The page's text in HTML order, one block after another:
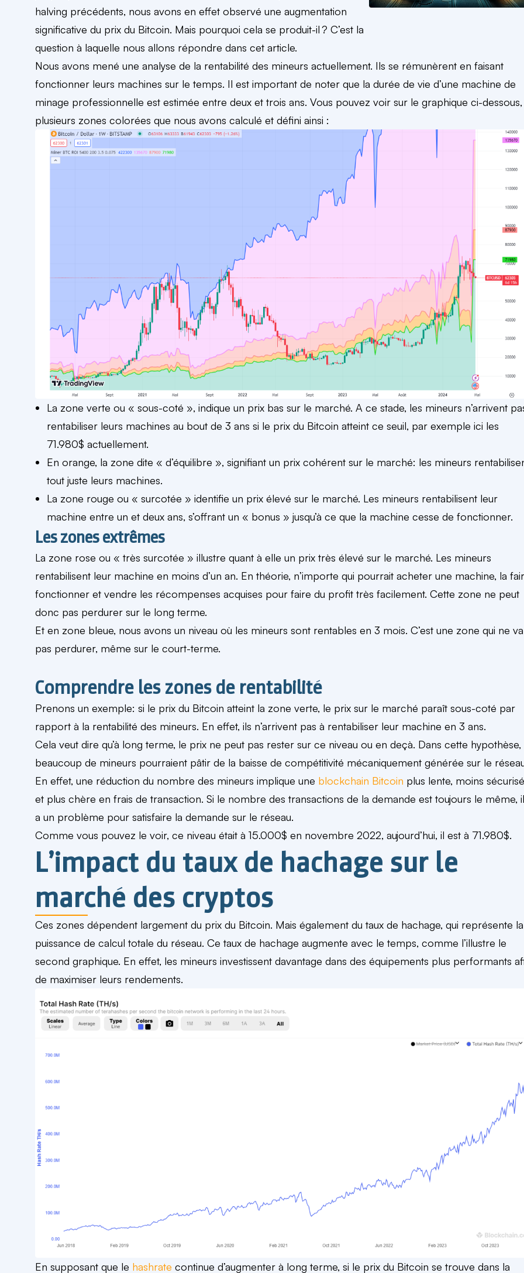
halving précédents, nous avons en effet observé une augmentation
significative du prix du Bitcoin. Mais pourquoi cela se produit-il ? C’est la
question à laquelle nous allons répondre dans cet article.
Nous avons mené une analyse de la rentabilité des mineurs actuellement. Ils se rémunèrent en faisant
fonctionner leurs machines sur le temps. Il est important de noter que la durée de vie d’une machine de
minage professionnelle est estimée entre deux et trois ans. Vous pouvez voir sur le graphique ci-dessous,
plusieurs zones colorées que nous avons calculé et défini ainsi :
La zone verte ou « sous-coté », indique un prix bas sur le marché. A ce stade, les mineurs n’arrivent
rentabiliser leurs machines au bout de 3 ans si le prix du Bitcoin atteint ce seuil, par exemple ici les
71.980$ actuellement.
En orange, la zone dite « d’équilibre », signifiant un prix cohérent sur le marché: les mineurs
tout juste leurs machines.
La zone rouge ou « surcotée » identifie un prix élevé sur le marché. Les mineurs rentabilisent leur
machine entre un et deux ans, s’offrant un « bonus » jusqu’à ce que la machine cesse de fonctionner.
Les zones extrêmes
La zone rose ou « très surcotée » illustre quant à elle un prix très élevé sur le marché. Les mineurs
rentabilisent leur machine en moins d’un an. En théorie, n’importe qui pourrait acheter une machine, la
fonctionner et vendre les récompenses acquises pour faire du profit très facilement. Cette zone ne peut
donc pas perdurer sur le long terme.
Et en zone bleue, nous avons un niveau où les mineurs sont rentables en 3 mois. C’est une zone qui ne va
pas perdurer, même sur le court-terme.
Comprendre les zones de rentabilité
Prenons un exemple: si le prix du Bitcoin atteint la zone verte, le prix sur le marché paraît sous-coté par
rapport à la rentabilité des mineurs. En effet, ils n’arrivent pas à rentabiliser leur machine en 3 ans.
Cela veut dire qu’à long terme, le prix ne peut pas rester sur ce niveau ou en deçà. Dans cette hypothèse,
beaucoup de mineurs pourraient pâtir de la baisse de compétitivité mécaniquement générée sur le
En effet, une réduction du nombre des mineurs implique une blockchain Bitcoin plus lente, moins
et plus chère en frais de transaction. Si le nombre des transactions de la demande est toujours le même,
a un problème pour satisfaire la demande sur le réseau.
Comme vous pouvez le voir, ce niveau était à 15.000$ en novembre 2022, aujourd’hui, il est à 71.980$.
L’impact du taux de hachage sur le
marché des cryptos
Ces zones dépendent largement du prix du Bitcoin. Mais également du taux de hachage, qui représente la
puissance de calcul totale du réseau. Ce taux de hachage augmente avec le temps, comme l’illustre le
second graphique. En effet, les mineurs investissent davantage dans des équipements plus performants
de maximiser leurs rendements.
En supposant que le hashrate continue d’augmenter à long terme, si le prix du Bitcoin se trouve dans la